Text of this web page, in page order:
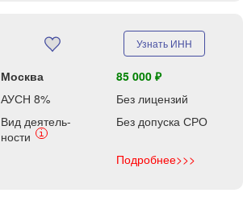
Узнать ИНН
Москва
85 000 ₽
АУСН 8%
Без лицензий
Вид деятель-
ности
i
Без допуска СРО
Подробнее>>>